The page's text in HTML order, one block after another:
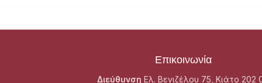
Επικοινωνία
Διεύθυνση Ελ. Βενιζέλου 75, Κιάτο 202